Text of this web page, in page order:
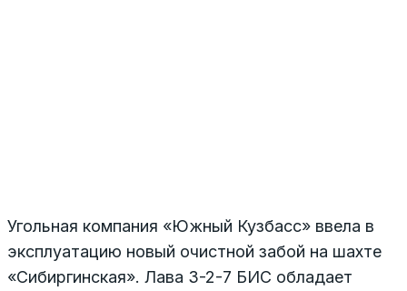
Угольная компания «Южный Кузбасс» ввела в
эксплуатацию новый очистной забой на шахте
«Сибиргинская». Лава 3-2-7 БИС обладает